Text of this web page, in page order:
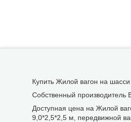
Купить Жилой вагон на
Собственный
Доступная цена на Жилой
9,0*2,5*2,5 м, передвижной